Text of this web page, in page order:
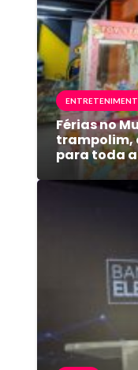
Férias no
trampolim,
para toda